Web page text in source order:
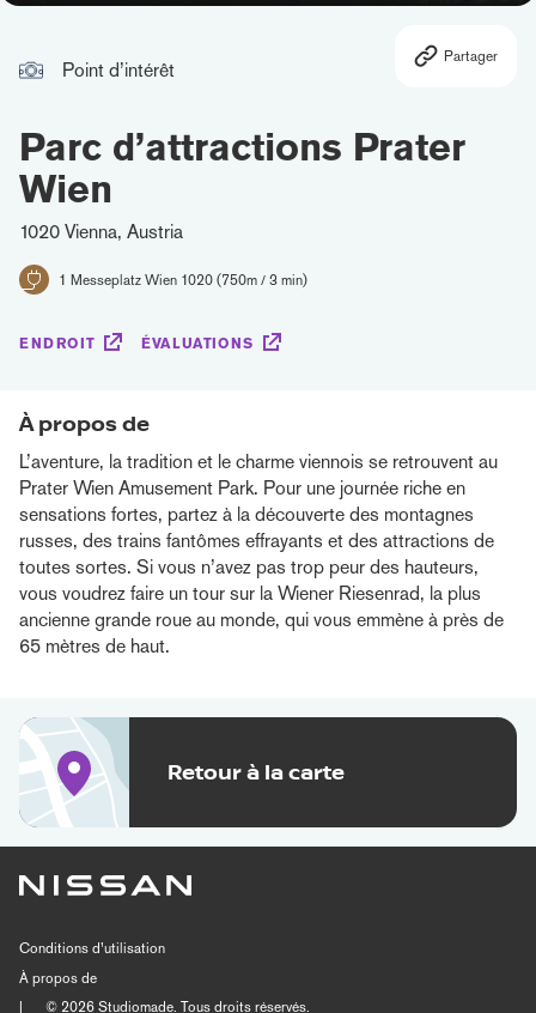
Point d’intérêt
Partager
Parc d’attractions Prater
Wien
1020 Vienna, Austria
1 Messeplatz Wien 1020 (750m / 3 min)
ENDROIT ÉVALUATIONS
À propos de
L’aventure, la tradition et le charme viennois se retrouvent au
Prater Wien Amusement Park. Pour une journée riche en
sensations fortes, partez à la découverte des montagnes
russes, des trains fantômes effrayants et des attractions de
toutes sortes. Si vous n’avez pas trop peur des hauteurs,
vous voudrez faire un tour sur la Wiener Riesenrad, la plus
ancienne grande roue au monde, qui vous emmène à près de
65 mètres de haut.
Retour à la carte
Conditions d’utilisation
À propos de
|
© 2026Studiomade. Tous droits réservés.